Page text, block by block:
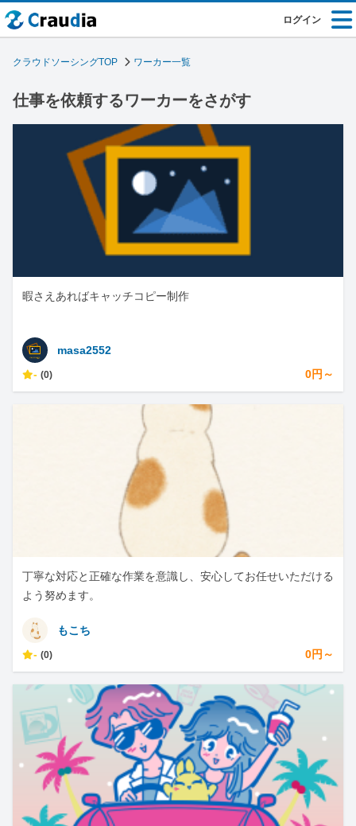
ログイン
クラウドソーシングTOP ワーカー一覧
仕事を依頼するワーカーをさがす
暇さえあればキャッチコピー制作
masa2552
- (0) 0円～
丁寧な対応と正確な作業を意識し、安心してお任せいただける
よう努めます。
もこち
- (0) 0円～